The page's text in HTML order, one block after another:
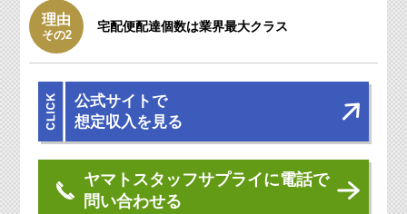
理由
その2
宅配便配達個数は業界最大クラス
公式サイトで
想定収入を見る
ヤマトスタッフサプライに電話で
問い合わせる